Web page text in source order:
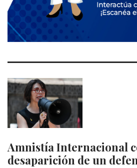
Amnistía Internacional
desaparición de un